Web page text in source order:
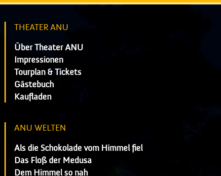
THEATER ANU
Über Theater ANU
Impressionen
Tourplan & Tickets
Gästebuch
Kaufladen
ANU WELTEN
Als die Schokolade vom Himmel fiel
Das Floß der Medusa
Dem Himmel so nah